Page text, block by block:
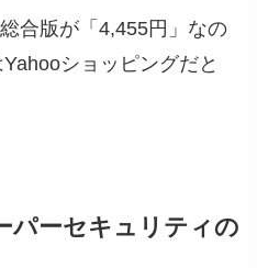
合版が「4,455円」なの
ショッピングだと
パーセキュリティの